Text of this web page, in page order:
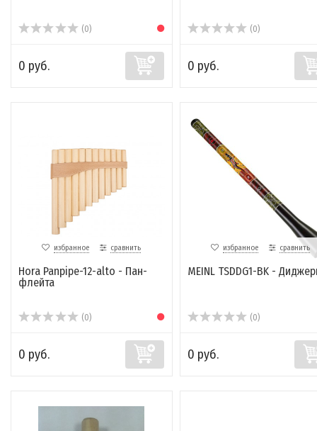
(0)
0 руб.
(0)
0 руб.
избранное сравнить
Hora Panpipe-12-alto - Пан-
флейта
(0)
0 руб.
избранное сравнить
MEINL TSDDG1-BK -
(0)
0 руб.